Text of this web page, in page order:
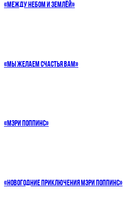
«МЕЖДУ НЕБОМ И ЗЕМЛЁЙ»
«МЫ ЖЕЛАЕМ СЧАСТЬЯ ВАМ»
«МЭРИ ПОППИНС»
«НОВОГОДНИЕ ПРИКЛЮЧЕНИЯ МЭРИ ПОППИНС»